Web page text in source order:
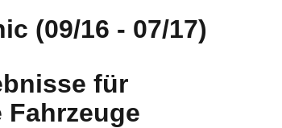
(09/16 - 07/17)
für